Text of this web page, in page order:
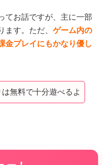
てお話ですが、主に一部
ます。ただ、 ゲーム内の
金プレイにもかなり優し
無料で十分遊べるよ